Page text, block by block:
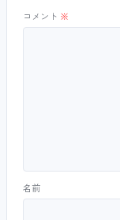
コメント ※
名前